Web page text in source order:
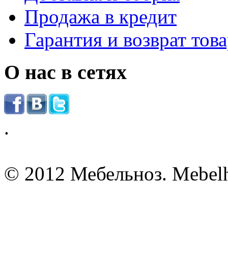
Продажа в кредит
Гарантия и возврат
О нас в сетях
.
© 2012 Мебельноз.